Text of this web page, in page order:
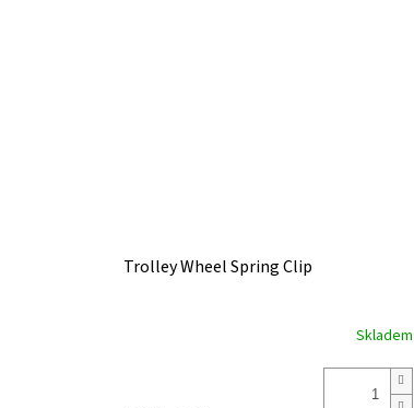
Trolley Wheel Spring Clip
Skladem